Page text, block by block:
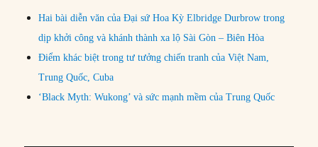
Hai bài diễn văn của Đại sứ Hoa Kỳ Elbridge Durbrow trong
dịp khởi công và khánh thành xa lộ Sài Gòn – Biên Hòa
Điểm khác biệt trong tư tưởng chiến tranh của Việt Nam,
Trung Quốc, Cuba
‘Black Myth: Wukong’ và sức mạnh mềm của Trung Quốc